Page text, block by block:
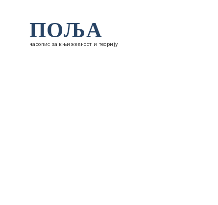
ПОЉА
часопис за књижевност и теорију